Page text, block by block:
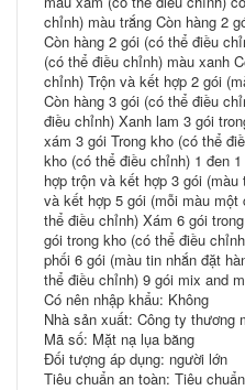
chỉnh) màu trắng Còn hàng 2
Còn hàng 2 gói (có thể điều
(có thể điều chỉnh) màu xanh
chỉnh) Trộn và kết hợp 2 gói
Còn hàng 3 gói (có thể điều
điều chỉnh) Xanh lam 3 gói
xám 3 gói Trong kho (có thể
kho (có thể điều chỉnh) 1 đen
hợp trộn và kết hợp 3 gói
và kết hợp 5 gói (mỗi màu
thể điều chỉnh) Xám 6 gói
gói trong kho (có thể điều
phối 6 gói (màu tin nhắn đặt
thể điều chỉnh) 9 gói mix and
Có nên nhập khẩu: Không
Nhà sản xuất: Công ty thương
Mã số: Mặt nạ lụa băng
Đối tượng áp dụng: người lớn
Tiêu chuẩn an toàn: Tiêu